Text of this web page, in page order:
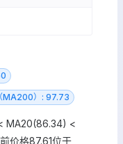
MA200）: 97.73
MA20(86.34) <
价格87.61位于